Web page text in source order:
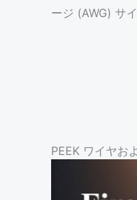
ージ (AWG) サ
PEEK ワイヤお